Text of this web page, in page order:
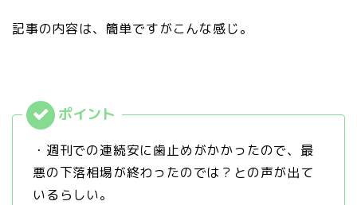
記事の内容は、簡単ですがこんな感じ。
・週刊での連続安に歯止めがかかったので、最
悪の下落相場が終わったのでは？との声が出て
いるらしい。